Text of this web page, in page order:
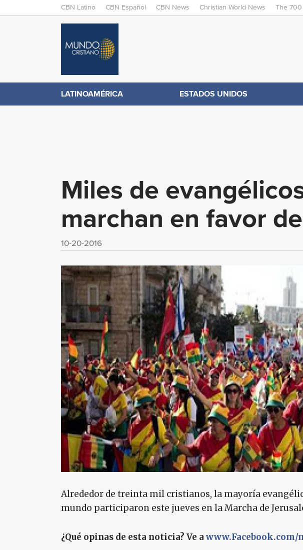
Skip
M
N
E
CBN Latino CBN Español CBN News Christian World News The 700
C
B
N
.
m
LATINOAMÉRICA ESTADOS UNIDOS
Miles de
marchan en favor
10-20-2016
Alrededor de treinta mil cristianos, la mayoría
mundo participaron este jueves en la Marcha de
¿Qué opinas de esta noticia? Ve a